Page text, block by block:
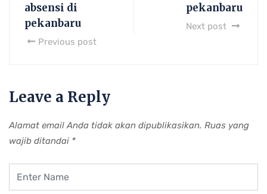
absensi di
pekanbaru
Previous post
pekanbaru
Next post
Leave a Reply
Alamat email Anda tidak akan dipublikasikan. Ruas yang
wajib ditandai *